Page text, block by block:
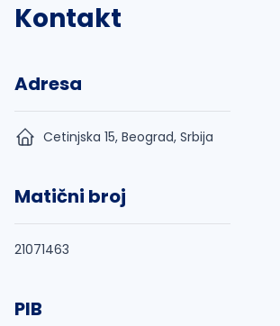
Kontakt
Adresa
Cetinjska 15, Beograd, Srbija
Matični broj
21071463
PIB